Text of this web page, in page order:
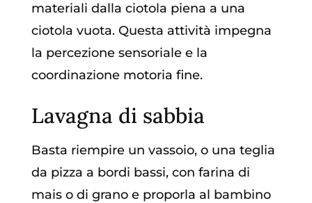
materiali dalla ciotola piena a una
ciotola vuota. Questa attività impegna
la percezione sensoriale e la
coordinazione motoria fine.
Lavagna di sabbia
Basta riempire un vassoio, o una teglia
da pizza a bordi bassi, con farina di
mais o di grano e proporla al bambino